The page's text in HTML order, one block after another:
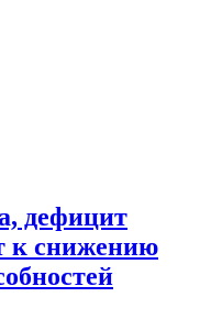
дефицит
к снижению